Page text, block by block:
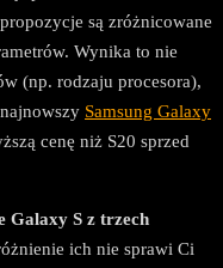
są zróżnicowane
Wynika to nie
(np. rodzaju procesora),
Samsung Galaxy
cenę niż S20 sprzed
Galaxy S z trzech
ich nie sprawi Ci